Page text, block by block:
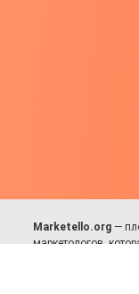
Marketello.org —
маркетологов,